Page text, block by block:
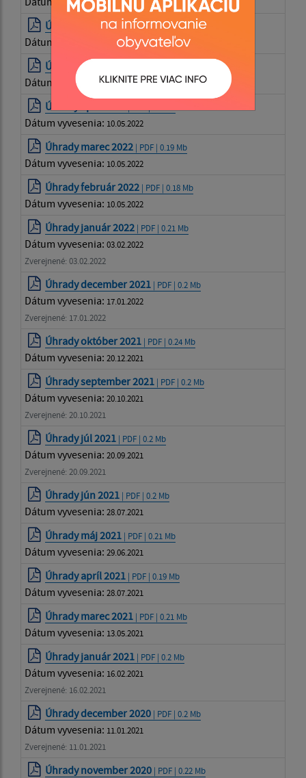
Úhrady jún 2022 | PDF | 0.21 Mb
Dátum vyvesenia: 09.08.2022
Úhrady máj 2022
Dátum vyvesenia:09.08.2022
Úhrady apríl 2022
Dátum vyvesenia: 10.05.2022
Úhrady marec 2022 | PDF | 0.19 Mb
Dátum vyvesenia: 10.05.2022
Úhrady február 2022 | PDF | 0.18 Mb
Dátum vyvesenia: 10.05.2022
Úhrady január 2022 | PDF | 0.21 Mb
Dátum vyvesenia: 03.02.2022
Zverejnené: 03.02.2022
Úhrady december 2021 | PDF | 0.2 Mb
Dátum vyvesenia: 17.01.2022
Zverejnené: 17.01.2022
Úhrady október 2021 | PDF | 0.24 Mb
Dátum vyvesenia: 20.12.2021
Úhrady september 2021 | PDF | 0.2 Mb
Dátum vyvesenia: 20.10.2021
Zverejnené: 20.10.2021
Úhrady júl 2021 | PDF | 0.2 Mb
Dátum vyvesenia: 20.09.2021
Zverejnené: 20.09.2021
Úhrady jún 2021 | PDF | 0.2 Mb
Dátum vyvesenia: 28.07.2021
Úhrady máj 2021 | PDF | 0.21 Mb
Dátum vyvesenia: 29.06.2021
Úhrady apríl 2021 | PDF | 0.19 Mb
Dátum vyvesenia: 28.07.2021
Úhrady marec 2021 | PDF | 0.21 Mb
Dátum vyvesenia: 13.05.2021
Úhrady január 2021 | PDF | 0.2 Mb
Dátum vyvesenia: 16.02.2021
Zverejnené: 16.02.2021
Úhrady december 2020 | PDF | 0.2 Mb
Dátum vyvesenia: 11.01.2021
Zverejnené: 11.01.2021
Úhrady november 2020 | PDF | 0.22 Mb